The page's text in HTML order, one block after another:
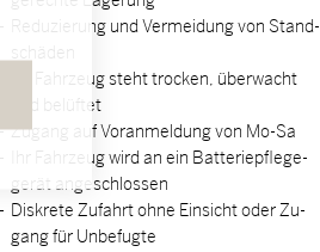
Re­du­zie­rung und Ver­mei­dung von Stand­
schä­den
Ihr Fahrzeug steht tro­cken, über­wacht
und be­lüf­tet
Zu­gang auf Vor­an­mel­dung von Mo-Sa
Ihr Fahrzeug wird an ein Bat­te­rie­pfle­ge­
ge­rät an­ge­schlos­sen
Dis­kre­te Zu­fahrt ohne Ein­sicht oder Zu­
gang für Un­be­fug­te